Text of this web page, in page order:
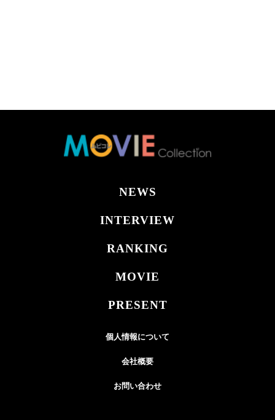
NEWS
INTERVIEW
RANKING
MOVIE
PRESENT
個人情報について
会社概要
お問い合わせ